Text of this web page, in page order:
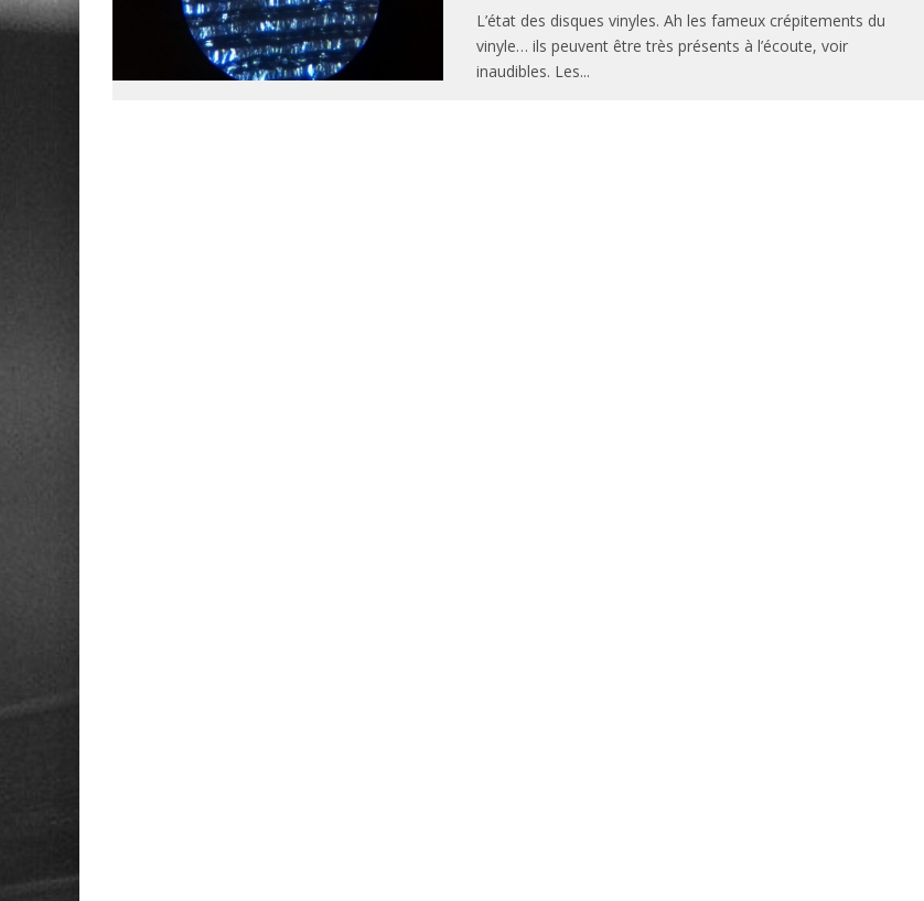
L’état des disques vinyles. Ah les fameux crépitements du
vinyle… ils peuvent être très présents à l’écoute, voir
inaudibles. Les...